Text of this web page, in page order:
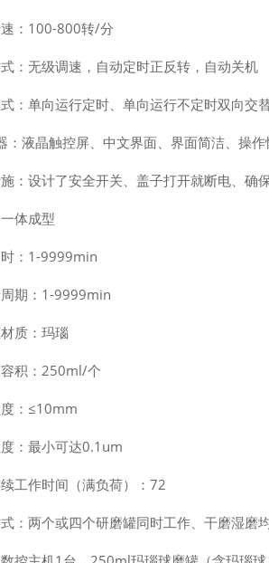
：100-800转/分
：无级调速，自动定时正反转，自动关机
：单向运行定时、单向运行不定时双向
：液晶触控屏、中文界面、界面简洁、操作
：设计了安全开关、盖子打开就断电、确
体成型
：1-9999min
期：1-9999min
质：玛瑙
积：250ml/个
：≤10mm
：最小可达0.1um
工作时间（满负荷）：72
：两个或四个研磨罐同时工作、干磨湿磨